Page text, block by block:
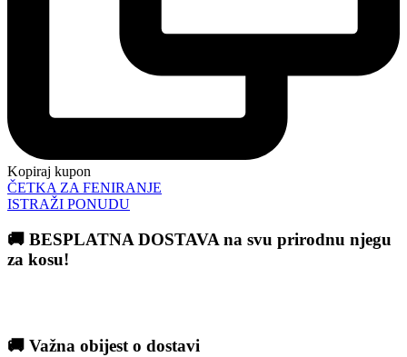
Kopiraj kupon
ČETKA ZA FENIRANJE
ISTRAŽI PONUDU
🚚 BESPLATNA DOSTAVA na svu prirodnu njegu
za kosu!
🚚 Važna obijest o dostavi